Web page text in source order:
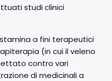
studi clinici
a fini terapeutici
(in cui il veleno
contro vari
di medicinali a